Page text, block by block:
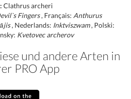
Clathrus archeri
Fingers, Français: Anthurus
, Nederlands: Inktviszwam, Polski:
Kvetovec archerov
und andere Arten in
PRO App